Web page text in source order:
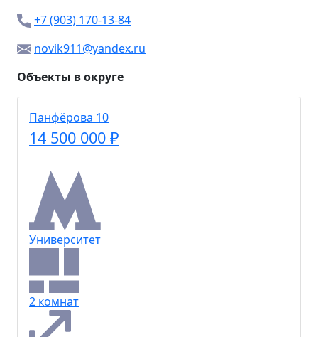
+7 (903) 170-13-84
novik911@yandex.ru
Объекты в округе
Панфёрова 10
14 500 000 ₽